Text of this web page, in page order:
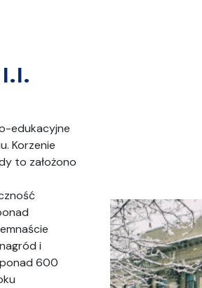
edukacyjne
Korzenie
to założono
i
600